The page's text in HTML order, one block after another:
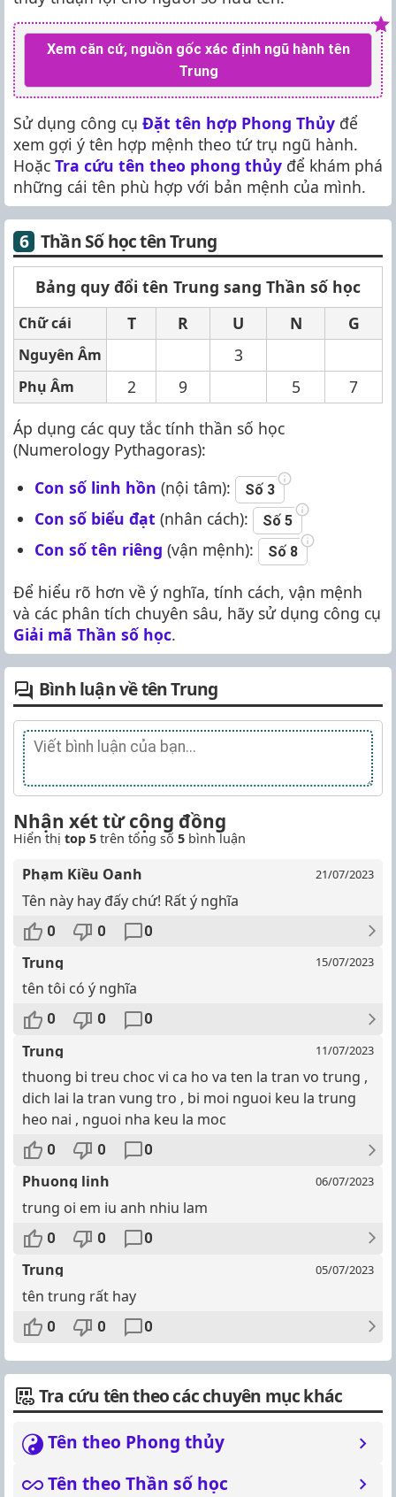
Xem căn cứ, nguồn gốc xác định ngũ hành tên
Trung
Sử dụng công cụ Đặt tên hợp Phong Thủy để
xem gợi ý tên hợp mệnh theo tứ trụ ngũ hành.
Hoặc Tra cứu tên theo phong thủy để khám phá
những cái tên phù hợp với bản mệnh của mình.
Thần Số học tên Trung
Bảng quy đổi tên Trung sang Thần số học
Chữ cái T R U N G
Nguyên Âm 3
Phụ Âm 2 9 5
7
Áp dụng các quy tắc tính thần số học
(Numerology Pythagoras):
Con số linh hồn (nội tâm): Số 3
Con số biểu đạt (nhân cách): Số 5
Con số tên riêng (vận mệnh): Số 8
Để hiểu rõ hơn về ý nghĩa, tính cách, vận mệnh
và các phân tích chuyên sâu, hãy sử dụng công cụ
Giải mã Thần số học.
Bình luận về tên Trung
Nhận xét từ cộng đồng
Hiển thị top 5 trên tổng số 5 bình luận
Phạm Kiều Oanh 21/07/2023
Tên này hay đấy chứ! Rất ý nghĩa
0 0 0
Trung 15/07/2023
tên tôi có ý nghĩa
0 0 0
Trung 11/07/2023
thuong bi treu choc vi ca ho va ten la tran vo trung ,
dich lai la tran vung tro , bi moi nguoi keu la trung
heo nai , nguoi nha keu la moc
0 0 0
Phuong linh 06/07/2023
trung oi em iu anh nhiu lam
0 0 0
Trung 05/07/2023
tên trung rất hay
0 0 0
Tra cứu tên theo các chuyên mục khác
Tên theo Phong thủy
Tên theo Thần số học